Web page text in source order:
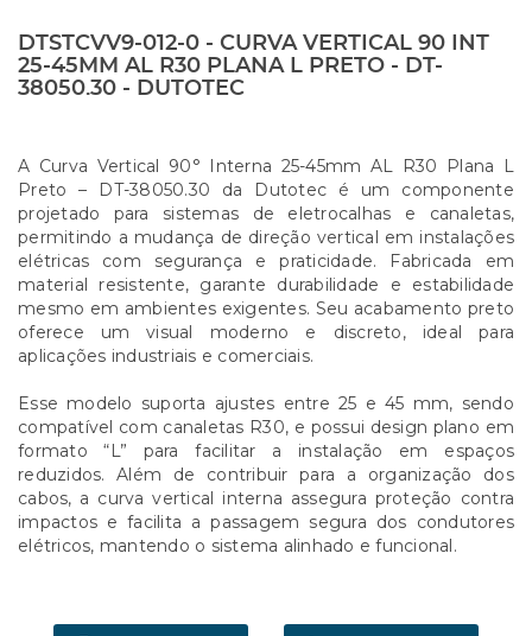
DTSTCVV9-012-0 - CURVA VERTICAL 90 INT
25-45MM AL R30 PLANA L PRETO - DT-
38050.30 - DUTOTEC
A Curva Vertical 90° Interna 25-45mm AL R30 Plana L
Preto – DT-38050.30 da Dutotec é um componente
projetado para sistemas de eletrocalhas e canaletas,
permitindo a mudança de direção vertical em instalações
elétricas com segurança e praticidade. Fabricada em
material resistente, garante durabilidade e estabilidade
mesmo em ambientes exigentes. Seu acabamento preto
oferece um visual moderno e discreto, ideal para
aplicações industriais e comerciais.
Esse modelo suporta ajustes entre 25 e 45 mm, sendo
compatível com canaletas R30, e possui design plano em
formato “L” para facilitar a instalação em espaços
reduzidos. Além de contribuir para a organização dos
cabos, a curva vertical interna assegura proteção contra
impactos e facilita a passagem segura dos condutores
elétricos, mantendo o sistema alinhado e funcional.